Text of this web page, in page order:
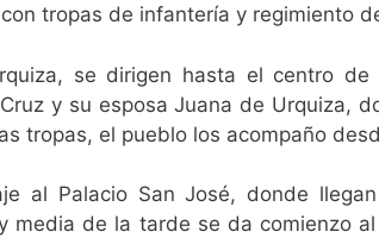
tropas de infantería y regimiento
se dirigen hasta el centro
y su esposa Juana de Urquiza,
tropas, el pueblo los acompaño
al Palacio San José, donde
media de la tarde se da comienzo